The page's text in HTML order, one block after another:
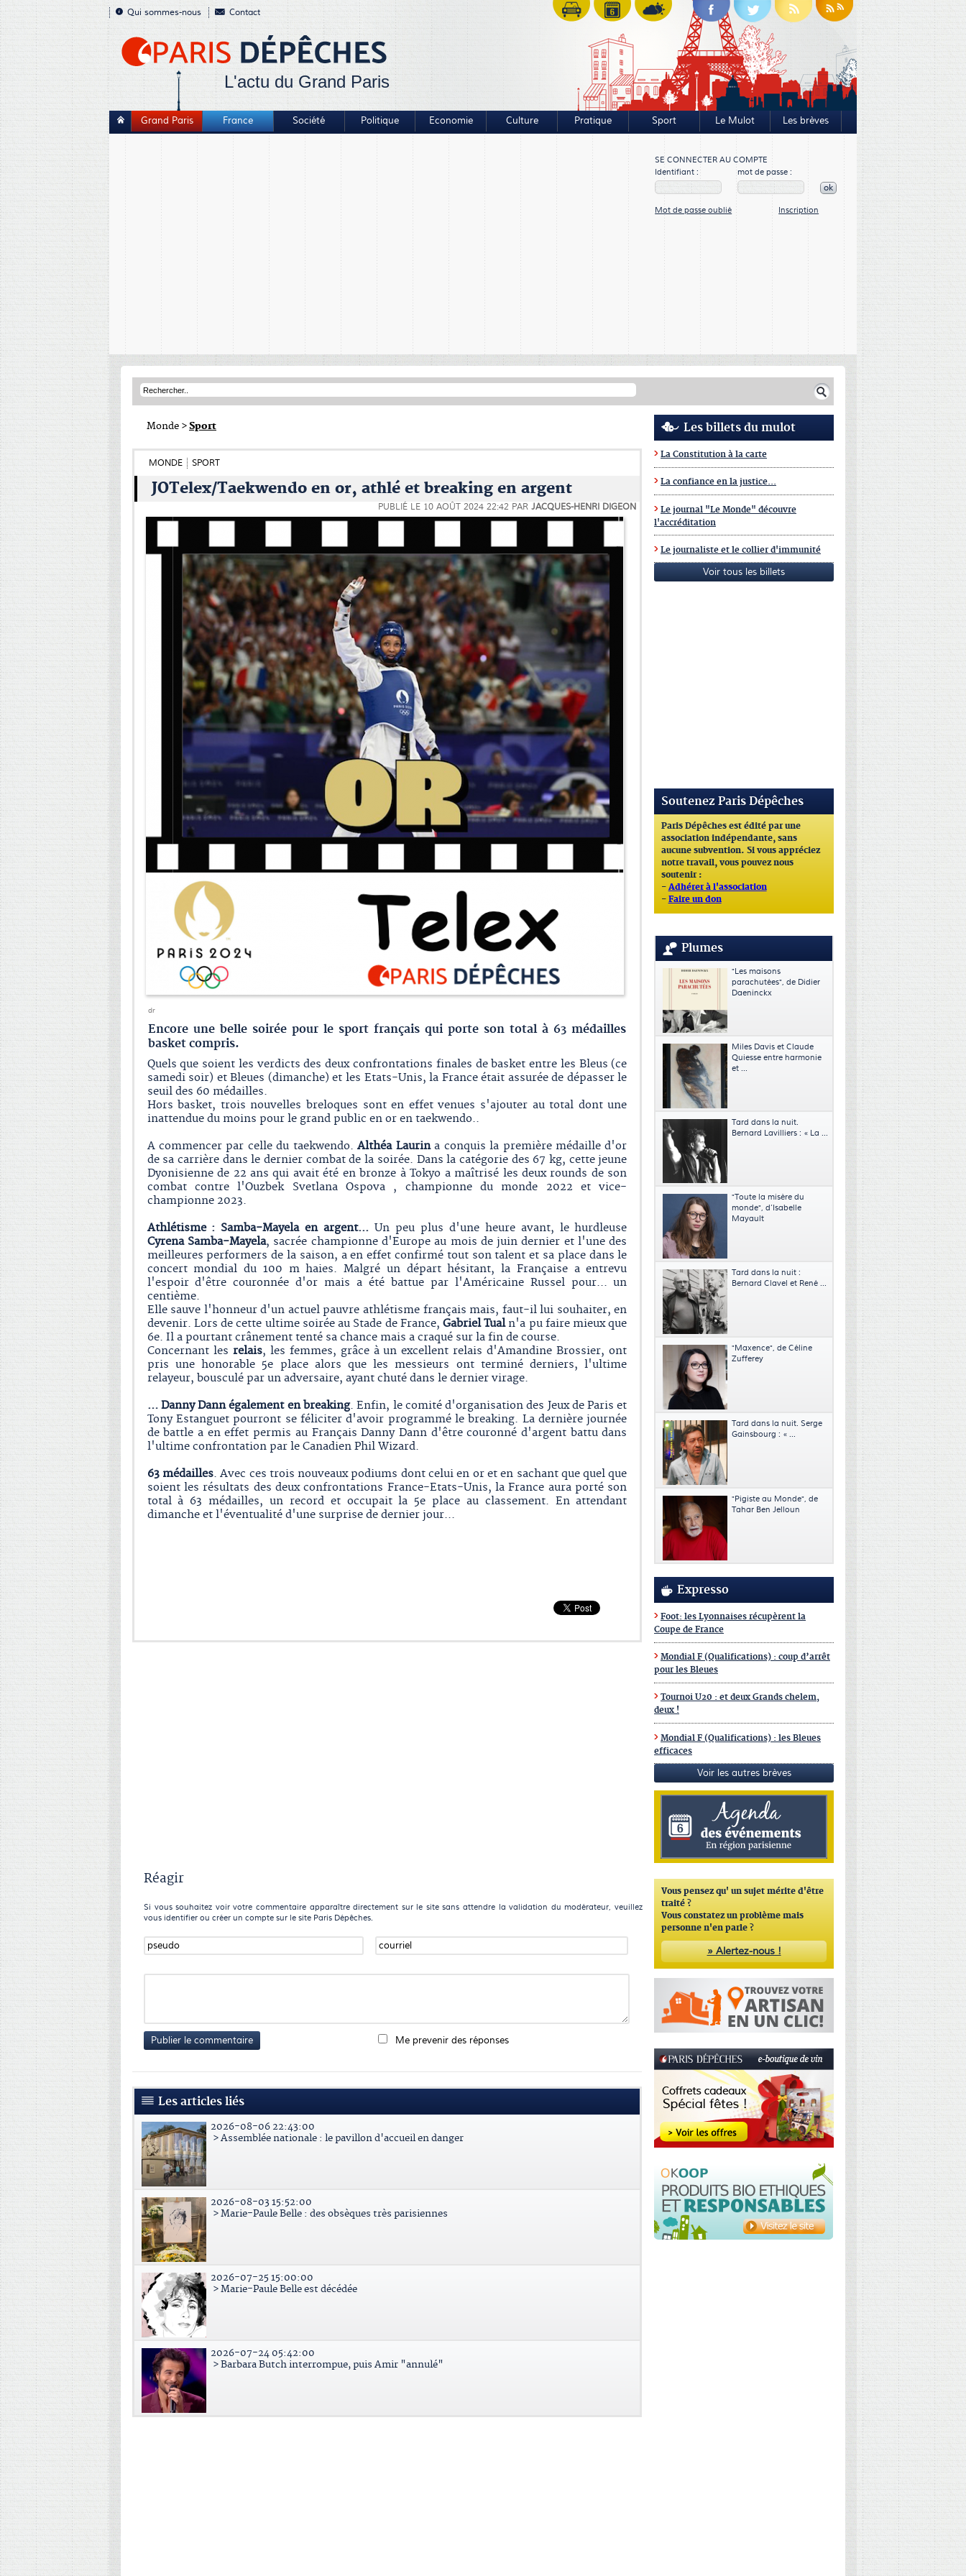
Qui sommes-nous Contact
L'actu du Grand Paris
Grand Paris France Société Politique Economie Culture Pratique Sport Le Mulot Les brèves
SE CONNECTER AU COMPTE
Identifiant :
mot de passe :
ok
Mot de passe oublié Inscription
Monde >Sport
MONDE SPORT
JOTelex/Taekwendo en or, athlé et breaking en argent
PUBLIÉ LE 10 AOÛT 2024 22:42 PAR JACQUES-HENRI DIGEON
dr
Encore une belle soirée pour le sport français qui porte son total à 63 médailles
basket compris.
Quels que soient les verdicts des deux confrontations finales de basket entre les Bleus (ce
samedi soir) et Bleues (dimanche) et les Etats-Unis, la France était assurée de dépasser le
seuil des 60 médailles.
Hors basket, trois nouvelles breloques sont en effet venues s'ajouter au total dont une
inattendue du moins pour le grand public en or en taekwendo..
A commencer par celle du taekwendo.Althéa Laurina conquis la première médaille d'or
de sa carrière dans le dernier combat de la soirée. Dans la catégorie des 67 kg, cette jeune
Dyonisienne de 22 ans qui avait été en bronze à Tokyo a maîtrisé les deux rounds de son
combat contre l'Ouzbek Svetlana Ospova , championne du monde 2022 et vice-
championne 2023.
Athlétisme : Samba-Mayela en argent... Un peu plus d'une heure avant, le hurdleuse
Cyrena Samba-Mayela, sacrée championne d'Europe au mois de juin dernier et l'une des
meilleures performers de la saison, a en effet confirmé tout son talent et sa place dans le
concert mondial du 100 m haies. Malgré un départ hésitant, la Française a entrevu
l'espoir d'être couronnée d'or mais a été battue par l'Américaine Russel pour... un
centième.
Elle sauve l'honneur d'un actuel pauvre athlétisme français mais, faut-il lui souhaiter, en
devenir. Lors de cette ultime soirée au Stade de France, Gabriel Tual n'a pu faire mieux que
6e. Il a pourtant crânement tenté sa chance mais a craqué sur la fin de course.
Concernant les relais, les femmes, grâce à un excellent relais d'Amandine Brossier, ont
pris une honorable 5e place alors que les messieurs ont terminé derniers, l'ultime
relayeur, bousculé par un adversaire, ayant chuté dans le dernier virage.
… Danny Dann également en breaking. Enfin, le comité d'organisation des Jeux de Paris et
Tony Estanguet pourront se féliciter d'avoir programmé le breaking. La dernière journée
de battle a en effet permis au Français Danny Dann d'être couronné d'argent battu dans
l'ultime confrontation par le Canadien Phil Wizard.
63 médailles. Avec ces trois nouveaux podiums dont celui en or et en sachant que quel que
soient les résultats des deux confrontations France-Etats-Unis, la France aura porté son
total à 63 médailles, un record et occupait la 5e place au classement. En attendant
dimanche et l'éventualité d'une surprise de dernier jour...
Réagir
Si vous souhaitez voir votre commentaire apparaître directement sur le site sans attendre la validation du modérateur, veuillez
vous identifier ou créer un compte sur le site Paris Dépêches.
Publier le commentaire Me prevenir des réponses
Les articles liés
2026-08-06 22:43:00
> Assemblée nationale : le pavillon d'accueil en danger
2026-08-03 15:52:00
> Marie-Paule Belle : des obsèques très parisiennes
2026-07-25 15:00:00
> Marie-Paule Belle est décédée
2026-07-24 05:42:00
> Barbara Butch interrompue, puis Amir "annulé"
Les billets du mulot
La Constitution à la carte
La confiance en la justice...
Le journal "Le Monde" découvre
l'accréditation
Le journaliste et le collier d'immunité
Voir tous les billets
Soutenez Paris Dépêches
Paris Dépêches est édité par une
association indépendante, sans
aucune subvention. Si vous appréciez
notre travail, vous pouvez nous
soutenir :
- Adhérer à l'association
- Faire un don
Plumes
"Les maisons
parachutées", de Didier
Daeninckx
Miles Davis et Claude
Quiesse entre harmonie
et ...
Tard dans la nuit.
Bernard Lavilliers : « La ...
"Toute la misère du
monde", d’Isabelle
Mayault
Tard dans la nuit :
Bernard Clavel et René ...
"Maxence", de Céline
Zufferey
Tard dans la nuit. Serge
Gainsbourg : « ...
"Pigiste au Monde", de
Tahar Ben Jelloun
Expresso
Foot: les Lyonnaises récupèrent la
Coupe de France
Mondial F (Qualifications) : coup d’arrêt
pour les Bleues
Tournoi U20 : et deux Grands chelem,
deux !
Mondial F (Qualifications) : les Bleues
efficaces
Voir les autres brèves
Vous pensez qu' un sujet mérite d'être
traité ?
Vous constatez un problème mais
personne n'en parle ?
» Alertez-nous !